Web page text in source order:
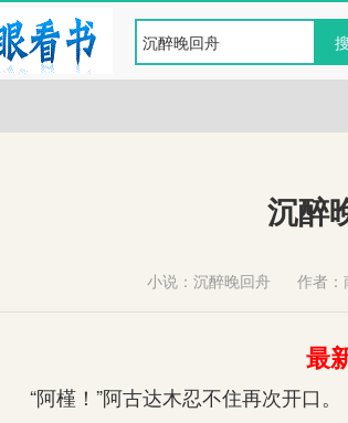
沉醉
小说： 沉醉晚回舟 作者：
最
“阿槿！”阿古达木忍不住再次开口。